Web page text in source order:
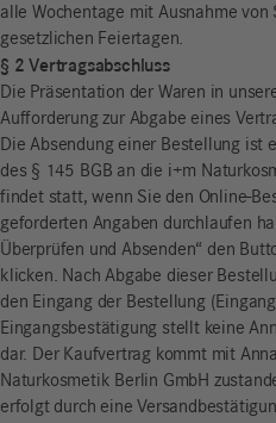
alle Wochentage mit Ausnahme von
gesetzlichen Feiertagen.
§ 2 Vertragsabschluss
Die Präsentation der Waren in
Aufforderung zur Abgabe eines
Die Absendung einer Bestellung ist
des § 145 BGB an die i+m
findet statt, wenn Sie den Online-
geforderten Angaben durchlaufen
Überprüfen und Absenden“ den
klicken. Nach Abgabe dieser
den Eingang der Bestellung
Eingangsbestätigung stellt keine
dar. Der Kaufvertrag kommt mit
Naturkosmetik Berlin GmbH
erfolgt durch eine